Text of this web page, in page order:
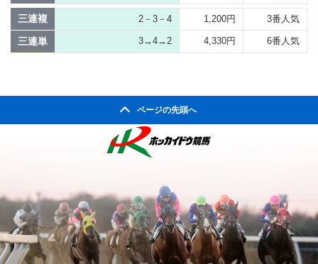
三連複 2－3－4 1,200円 3番人気
三連単 3→4→2 4,330円 6番人気
ページの先頭へ